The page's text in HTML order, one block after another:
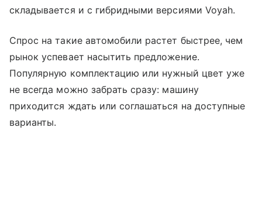
складывается и с гибридными версиями Voyah.
Спрос на такие автомобили растет быстрее, чем
рынок успевает насытить предложение.
Популярную комплектацию или нужный цвет уже
не всегда можно забрать сразу: машину
приходится ждать или соглашаться на доступные
варианты.